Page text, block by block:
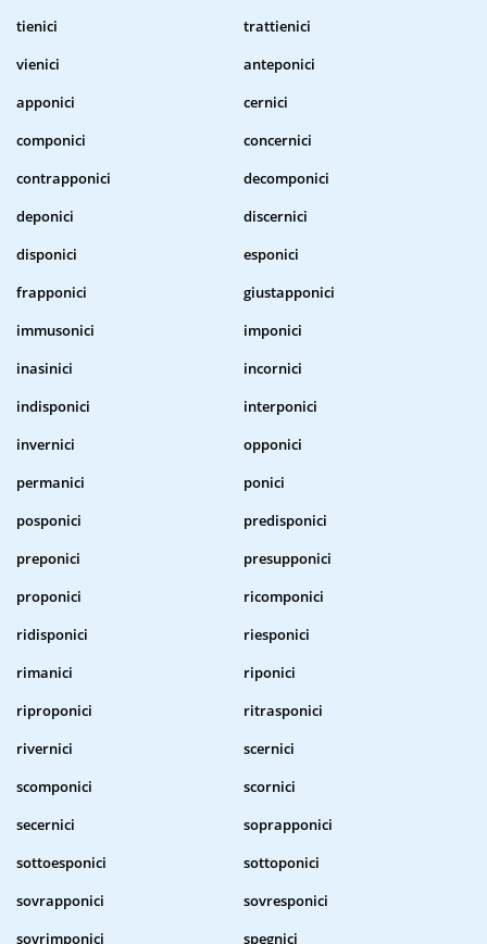
tienici
trattienici
vienici
anteponici
apponici
cernici
componici
concernici
contrapponici
decomponici
deponici
discernici
disponici
esponici
frapponici
giustapponici
immusonici
imponici
inasinici
incornici
indisponici
interponici
invernici
opponici
permanici
ponici
posponici
predisponici
preponici
presupponici
proponici
ricomponici
ridisponici
riesponici
rimanici
riponici
riproponici
ritrasponici
rivernici
scernici
scomponici
scornici
secernici
soprapponici
sottoesponici
sottoponici
sovrapponici
sovresponici
sovrimponici
spegnici